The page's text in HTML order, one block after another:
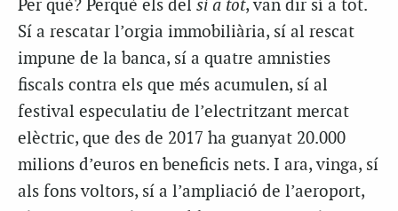
Per què? Perquè els del sí a tot, van dir sí a tot.
Sí a rescatar l’orgia immobiliària, sí al rescat
impune de la banca, sí a quatre amnisties
fiscals contra els que més acumulen, sí al
festival especulatiu de l’electritzant mercat
elèctric, que des de 2017 ha guanyat 20.000
milions d’euros en beneficis nets. I ara, vinga, sí
als fons voltors, sí a l’ampliació de l’aeroport,